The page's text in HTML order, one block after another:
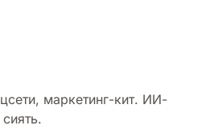
маркетинг-кит. ИИ-